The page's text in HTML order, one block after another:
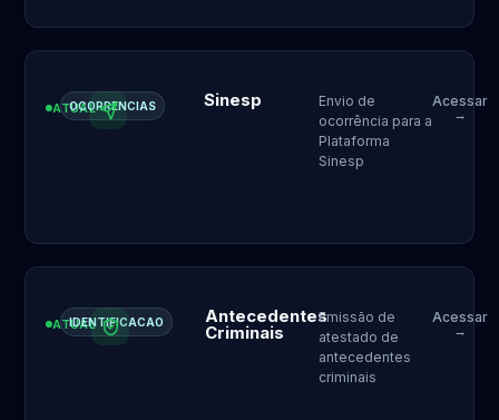
ATUAL
OCORRENCIAS Sinesp
Envio de
ocorrência para a
Plataforma
Sinesp
Acessar
→
ATUAL
IDENTIFICACAO Antecedentes
Criminais
Emissão de
atestado de
antecedentes
criminais
Acessar
→